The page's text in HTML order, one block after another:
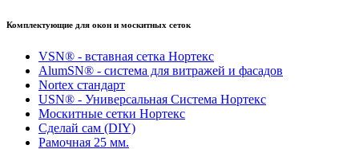
Комплектующие для окон и москитных сеток
VSN® - вставная сетка Нортекс
AlumSN® - система для витражей и фасадов
Nortex стандарт
USN® - Универсальная Система Нортекс
Москитные сетки Нортекс
Сделай сам (DIY)
Рамочная 25 мм.